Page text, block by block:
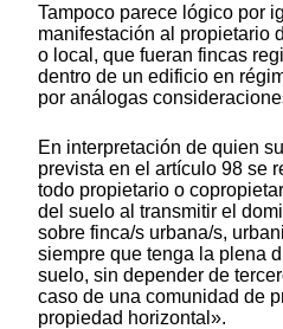
Tampoco parece lógico por
manifestación al propietario
o local, que fueran fincas
dentro de un edificio en
por análogas
En interpretación de quien
prevista en el artículo 98 se
todo propietario o
del suelo al transmitir el
sobre finca/s urbana/s,
siempre que tenga la plena
suelo, sin depender de
caso de una comunidad de
propiedad horizontal».